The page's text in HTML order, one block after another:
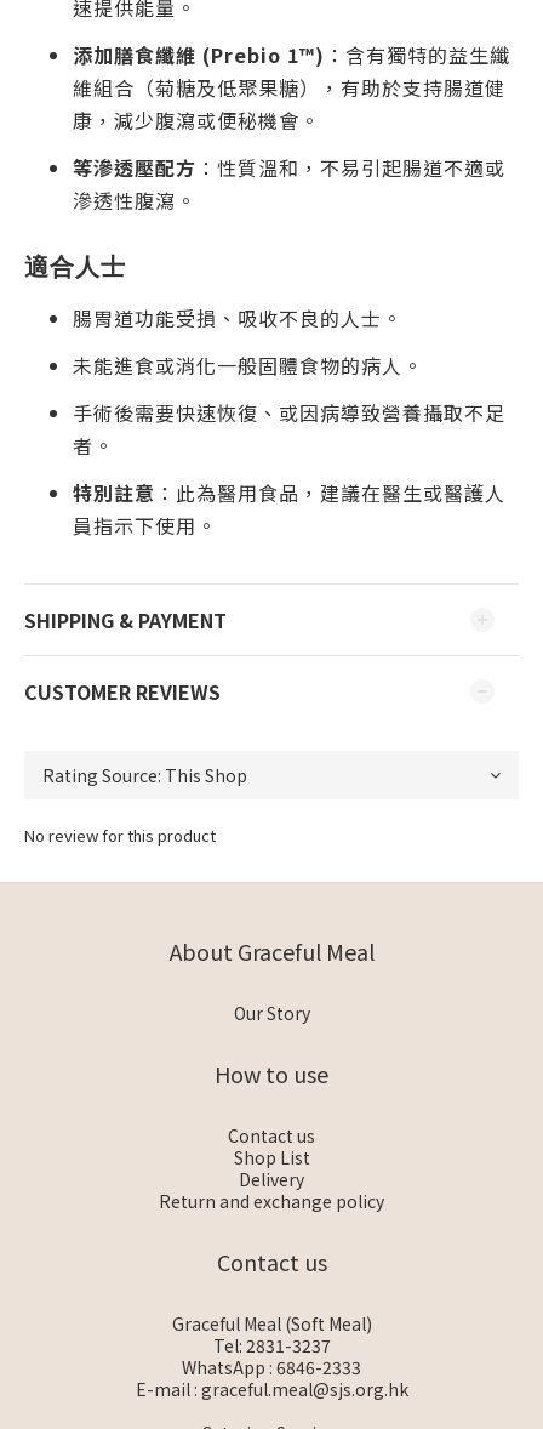
速提供能量。
添加膳食纖維 (Prebio 1™) ：含有獨特的益生纖
維組合（菊糖及低聚果糖），有助於支持腸道健
康，減少腹瀉或便秘機會。
等滲透壓配方 ：性質溫和，不易引起腸道不適或
滲透性腹瀉。
適合人士
腸胃道功能受損、吸收不良的人士。
未能進食或消化一般固體食物的病人。
手術後需要快速恢復、或因病導致營養攝取不足
者。
特別註意 ：此為醫用食品，建議在醫生或醫護人
員指示下使用。
SHIPPING & PAYMENT
CUSTOMER REVIEWS
No review for this product
About Graceful Meal
Our Story
How to use
Contact us
Shop List
Delivery
Return and exchange policy
Contact us
Graceful Meal (Soft Meal)
Tel: 2831-3237
WhatsApp : 6846-2333
E-mail : graceful.meal@sjs.org.hk